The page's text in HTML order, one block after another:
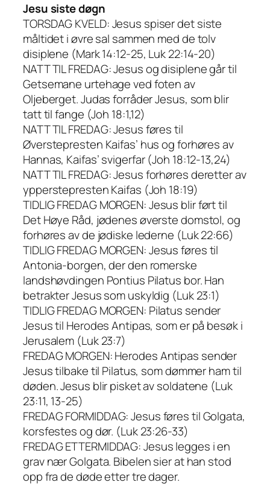
Jesu siste døgn
TORSDAG KVELD: Jesus spiser det siste
måltidet i øvre sal sammen med de tolv
disiplene (Mark 14:12-25, Luk 22:14-20)
NATT TIL FREDAG: Jesus og disiplene går til
Getsemane urtehage ved foten av
Oljeberget. Judas forråder Jesus, som blir
tatt til fange (Joh 18:1,12)
NATT TIL FREDAG: Jesus føres til
Øverstepresten Kaifas’ hus og forhøres av
Hannas, Kaifas’ svigerfar (Joh 18:12-13,24)
NATT TIL FREDAG: Jesus forhøres deretter av
ypperstepresten Kaifas (Joh 18:19)
TIDLIG FREDAG MORGEN: Jesus blir ført til
Det Høye Råd, jødenes øverste domstol, og
forhøres av de jødiske lederne (Luk 22:66)
TIDLIG FREDAG MORGEN: Jesus føres til
Antonia-borgen, der den romerske
landshøvdingen Pontius Pilatus bor. Han
betrakter Jesus som uskyldig (Luk 23:1)
TIDLIG FREDAG MORGEN: Pilatus sender
Jesus til Herodes Antipas, som er på besøk i
Jerusalem (Luk 23:7)
FREDAG MORGEN: Herodes Antipas sender
Jesus tilbake til Pilatus, som dømmer ham til
døden. Jesus blir pisket av soldatene (Luk
23:11, 13-25)
FREDAG FORMIDDAG: Jesus føres til Golgata,
korsfestes og dør. (Luk 23:26-33)
FREDAG ETTERMIDDAG: Jesus legges i en
grav nær Golgata. Bibelen sier at han stod
opp fra de døde etter tre dager.